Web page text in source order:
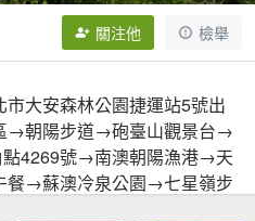
關注他 檢舉
大安森林公園捷運站5號出
→朝陽步道→砲臺山觀景台→
點4269號→南澳朝陽漁港→天
餐→蘇澳冷泉公園→七星嶺步